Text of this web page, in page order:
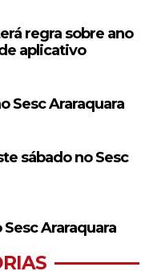
regra sobre ano
aplicativo
Sesc Araraquara
sábado no Sesc
Araraquara